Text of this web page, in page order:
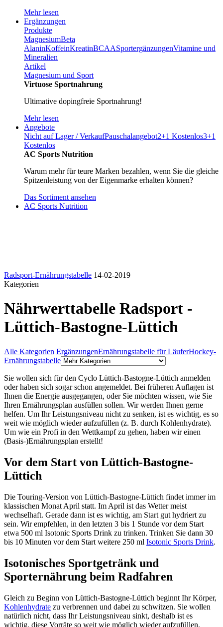
Mehr lesen
Ergänzungen
Produkte
MagnesiumBeta
AlaninKoffeinKreatinBCAASportergänzungenVitamine und
Mineralien
Artikel
Magnesium und Sport
Virtuose Sportnahrung
Ultimative dopingfreie Sportnahrung!
Mehr lesen
Angebote
Nicht auf Lager / VerkaufPauschalangebot2+1 Kostenlos3+1
Kostenlos
AC Sports Nutrition
Warum mehr für teure Marken bezahlen, wenn Sie die gleiche
Spitzenleistung von der Eigenmarke erhalten können?
Das Sortiment ansehen
AC Sports Nutrition
Radsport-Ernährungstabelle 14-02-2019
Kategorien
Nährwerttabelle Radsport -
Lüttich-Bastogne-Lüttich
Alle Kategorien ErgänzungenErnährungstabelle für LäuferHockey-
Ernährungstabelle
Sie wollen sich für den Cyclo Lüttich-Bastogne-Lüttich anmelden
oder haben sich sogar schon angemeldet. Bei früheren Auflagen ist
Ihnen die Energie ausgegangen, oder Sie möchten wissen, wie Sie
Ihren Ernährungsplan ausfüllen sollen. Wir werden Ihnen gerne
helfen. Um Ihr Leistungsniveau nicht zu senken, ist es wichtig, es so
weit wie möglich wieder aufzufüllen (z. B. durch Kohlenhydrate).
Um wie ein Profi in den Wettkampf zu gehen, haben wir einen
(Basis-)Ernährungsplan erstellt!
Vor dem Start von Lüttich-Bastogne-
Lüttich
Die Touring-Version von Lüttich-Bastogne-Lüttich findet immer im
klassischen Monat April statt. Im April ist das Wetter meist
wechselhaft. Gerade dann ist es wichtig, am Start gut hydriert zu
sein. Wir empfehlen, in den letzten 3 bis 1 Stunde vor dem Start
etwa 500 ml Isotonic Sports Drink zu trinken. Trinken Sie dann 30
bis 10 Minuten vor dem Start weitere 250 ml Isotonic Sports Drink.
Isotonisches Sportgetränk und
Sporternährung beim Radfahren
Gleich zu Beginn von Lüttich-Bastogne-Lüttich beginnt Ihr Körper,
Kohlenhydrate zu verbrennen und dabei zu schwitzen. Sie wollen
natürlich nicht, dass Ihr Leistungsniveau sinkt, deshalb ist es
wichtig, diese Vorräte so weit wie möglich wieder aufzufüllen.